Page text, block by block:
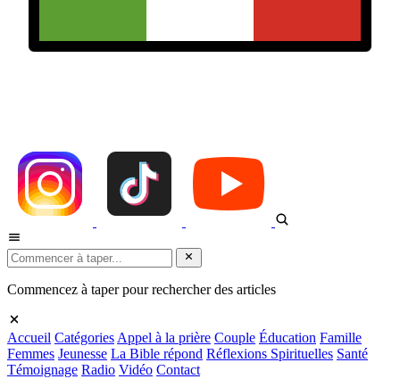
Commencez à taper pour rechercher des articles
Accueil Catégories Appel à la prière Couple Éducation Famille
Femmes Jeunesse La Bible répond Réflexions Spirituelles Santé
Témoignage Radio Vidéo Contact